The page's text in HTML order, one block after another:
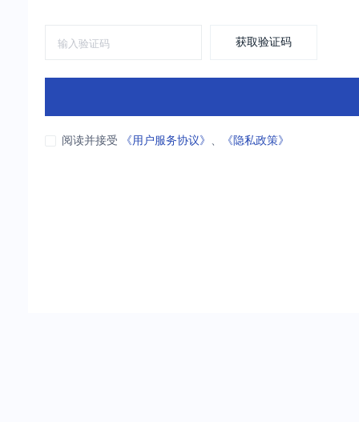
获取验证码
阅读并接受 《用户服务协议》 、 《隐私政策》